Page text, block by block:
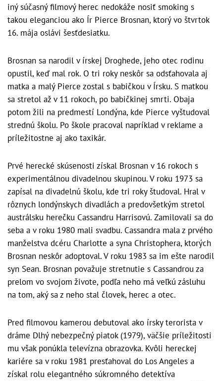
iný súčasný filmový herec nedokáže nosiť smoking s
takou eleganciou ako Ír Pierce Brosnan, ktorý vo štvrtok
16. mája oslávi šesťdesiatku.
Brosnan sa narodil v írskej Droghede, jeho otec rodinu
opustil, keď mal rok. O tri roky neskôr sa odsťahovala aj
matka a malý Pierce zostal s babičkou v Írsku. S matkou
sa stretol až v 11 rokoch, po babičkinej smrti. Obaja
potom žili na predmestí Londýna, kde Pierce vyštudoval
strednú školu. Po škole pracoval napríklad v reklame a
príležitostne aj ako taxikár.
Prvé herecké skúsenosti získal Brosnan v 16 rokoch s
experimentálnou divadelnou skupinou. V roku 1973 sa
zapísal na divadelnú školu, kde tri roky študoval. Hral v
rôznych londýnskych divadlách a predovšetkým stretol
austrálsku herečku Cassandru Harrisovú. Zamilovali sa do
seba a v roku 1980 mali svadbu. Cassandra mala z prvého
manželstva dcéru Charlotte a syna Christophera, ktorých
Brosnan neskôr adoptoval. V roku 1983 sa im ešte narodil
syn Sean. Brosnan považuje stretnutie s Cassandrou za
prelom vo svojom živote, podľa neho má veľkú zásluhu
na tom, aký sa z neho stal človek, herec a otec.
Pred filmovou kamerou debutoval ako írsky terorista v
dráme Dlhý nebezpečný piatok (1979), väčšie príležitosti
mu však ponúkla televízna obrazovka. Kvôli hereckej
kariére sa v roku 1981 presťahoval do Los Angeles a
získal rolu elegantného súkromného detektíva